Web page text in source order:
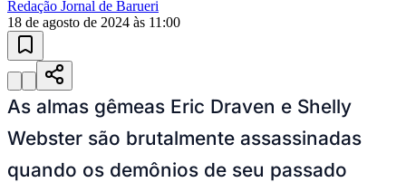
Esportes ao Vivo
atualizadas
Paulistão, Brasileirão, Champions League e mais. Placar em tempo
real, classificação e notícias esportivas.
04/10Acompanhar jogos